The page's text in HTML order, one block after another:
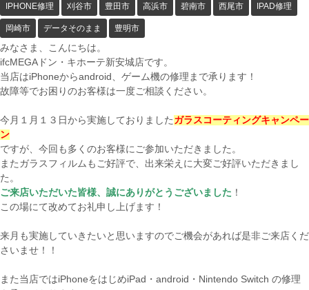
IPHONE修理 刈谷市 豊田市 高浜市 碧南市 西尾市 IPAD修理
岡崎市 データそのまま 豊明市
みなさま、こんにちは。
ifcMEGAドン・キホーテ新安城店です。
当店はiPhoneからandroid、ゲーム機の修理まで承ります！
故障等でお困りのお客様は一度ご相談ください。
今月１月１３日から実施しておりました ガラスコーティングキャンペー
ン
ですが、今回も多くのお客様にご参加いただきました。
またガラスフィルムもご好評で、出来栄えに大変ご好評いただきまし
た。
ご来店いただいた皆様、誠にありがとうございました ！
この場にて改めてお礼申し上げます！
来月も実施していきたいと思いますのでご機会があれば是非ご来店くだ
さいませ！！
また当店ではiPhoneをはじめiPad・android・Nintendo Switch の修理